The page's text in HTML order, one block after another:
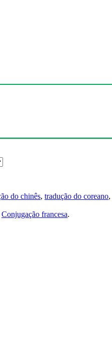
do chinês, tradução do coreano,
Conjugação francesa.